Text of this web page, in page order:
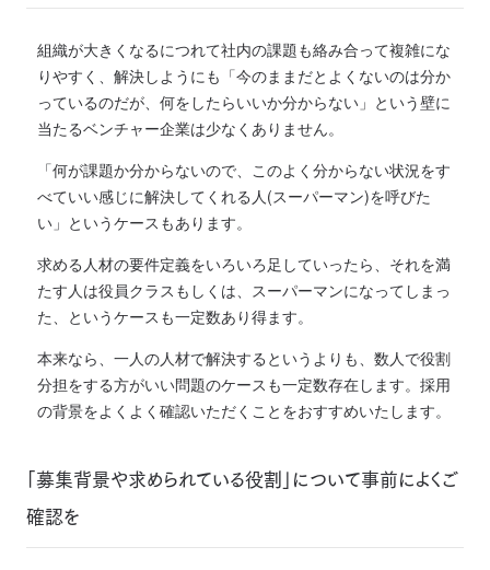
組織が大きくなるにつれて社内の課題も絡み合って複雑にな
りやすく、解決しようにも 「今のままだとよくないのは分か
っているのだが、何をしたらいいか分からない」 という壁に
当たるベンチャー企業は少なくありません。
「何が課題か分からないので、このよく分からない状況をす
べていい感じに解決してくれる人(スーパーマン)を呼びた
い」というケースもあります。
求める人材の要件定義をいろいろ足していったら、それを満
たす人は役員クラスもしくは、スーパーマンになってしまっ
た、というケースも一定数あり得ます。
本来なら、一人の人材で解決するというよりも、数人で役割
分担をする方がいい問題のケースも一定数存在します。 採用
の背景をよくよく確認いただくことをおすすめいたします。
「募集背景や求められている役割」について事前によくご
確認を